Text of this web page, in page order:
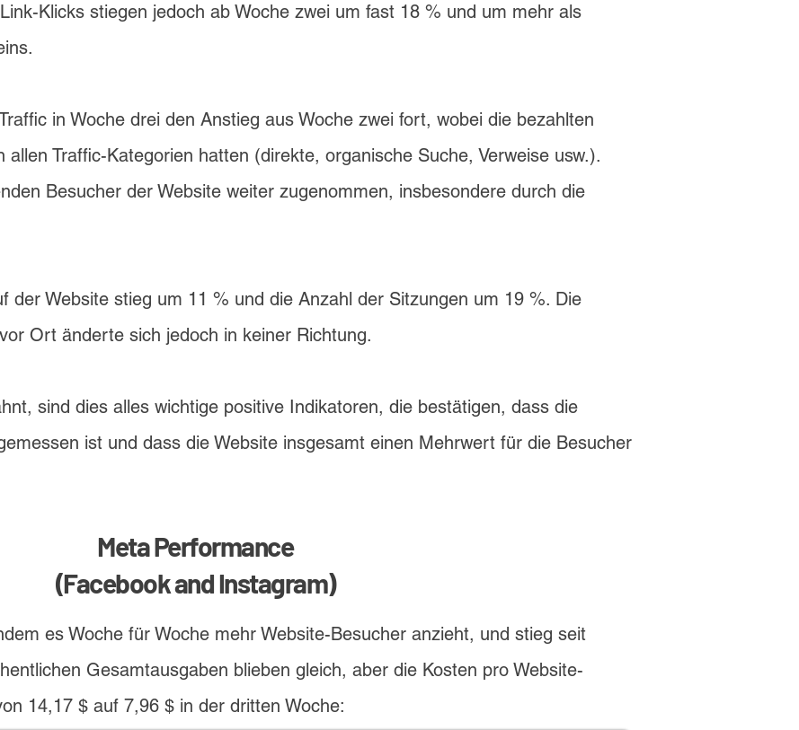
Klicks stiegen jedoch ab Woche zwei um fast 18 % und um mehr als
in Woche drei den Anstieg aus Woche zwei fort, wobei die bezahlten
Traffic-Kategorien hatten (direkte, organische Suche, Verweise usw.).
Besucher der Website weiter zugenommen, insbesondere durch die
der Website stieg um 11 % und die Anzahl der Sitzungen um 19 %. Die
Ort änderte sich jedoch in keiner Richtung.
sind dies alles wichtige positive Indikatoren, die bestätigen, dass die
ist und dass die Website insgesamt einen Mehrwert für die Besucher
Meta Performance
(Facebook and Instagram)
es Woche für Woche mehr Website-Besucher anzieht, und stieg seit
Gesamtausgaben blieben gleich, aber die Kosten pro Website-
14,17 $ auf 7,96 $ in der dritten Woche: